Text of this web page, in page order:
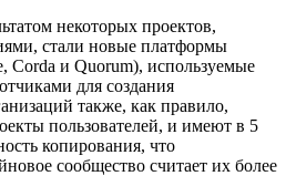
некоторых проектов,
стали новые платформы
Corda и Quorum), используемые
для создания
также, как правило,
пользователей, и имеют в 5
копирования, что
сообщество считает их более